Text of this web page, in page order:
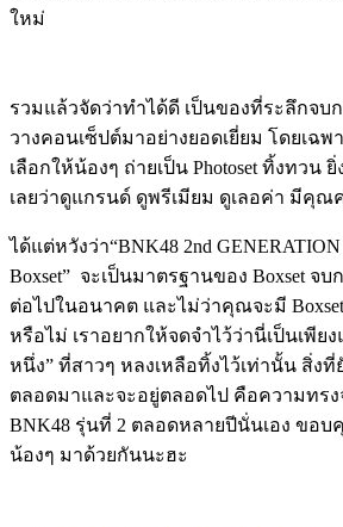
ใหม่
รวมแล้วจัดว่าทำได้ดี เป็นของที่ระลึกจบ
วางคอนเซ็ปต์มาอย่างยอดเยี่ยม โดยเฉ
เลือกให้น้องๆ ถ่ายเป็น Photoset ทิ้งทวน
เลยว่าดูแกรนด์ ดูพรีเมียม ดูเลอค่า มีคุณ
ได้แต่หวังว่า“BNK48 2nd
Boxset” จะเป็นมาตรฐานของ Boxset จ
ต่อไปในอนาคต และไม่ว่าคุณจะมี
หรือไม่ เราอยากให้จดจำไว้ว่านี่เป็นเพียง
หนึ่ง” ที่สาวๆ หลงเหลือทิ้งไว้เท่านั้น สิ่งที่
ตลอดมาและจะอยู่ตลอดไป คือความทร
BNK48 รุ่นที่ 2 ตลอดหลายปีนั่นเอง ขอ
น้องๆ มาด้วยกันนะฮะ